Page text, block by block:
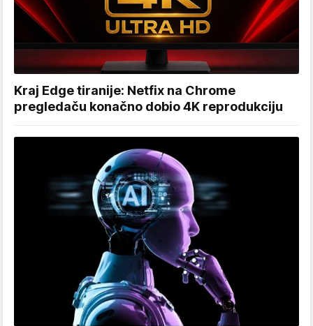
Kraj Edge tiranije: Netfix na Chrome
pregledaču konačno dobio 4K reprodukciju